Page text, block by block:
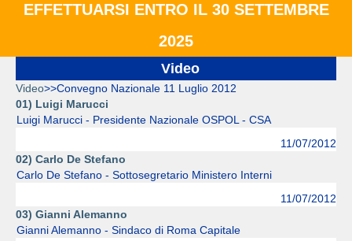
EFFETTUARSI ENTRO IL 30 SETTEMBRE
2025
Video
Video>>Convegno Nazionale 11 Luglio 2012
01) Luigi Marucci
Luigi Marucci - Presidente Nazionale OSPOL - CSA
11/07/2012
02) Carlo De Stefano
Carlo De Stefano - Sottosegretario Ministero Interni
11/07/2012
03) Gianni Alemanno
Gianni Alemanno - Sindaco di Roma Capitale